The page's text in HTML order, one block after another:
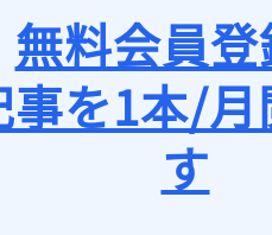
無料会員
事を1本/
す